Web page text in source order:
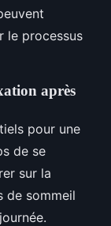
le processus
après
pour une
de se
sur la
de sommeil